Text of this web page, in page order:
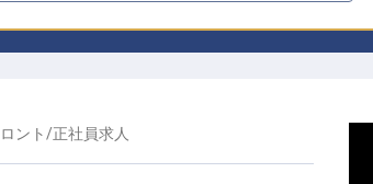
ント /正社員求人